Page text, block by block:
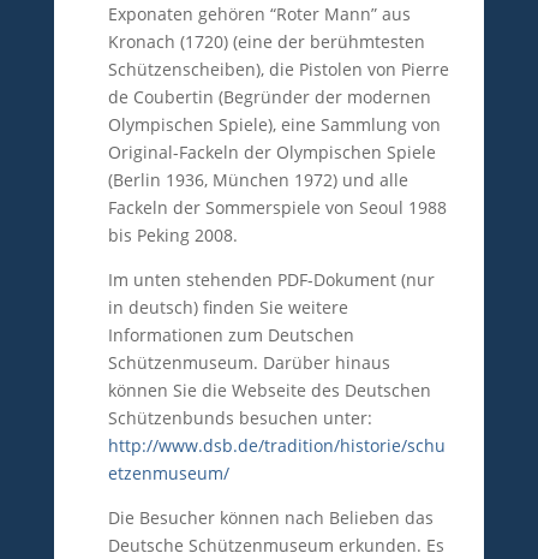
Exponaten gehören “Roter Mann” aus
Kronach (1720) (eine der berühmtesten
Schützenscheiben), die Pistolen von Pierre
de Coubertin (Begründer der modernen
Olympischen Spiele), eine Sammlung von
Original-Fackeln der Olympischen Spiele
(Berlin 1936, München 1972) und alle
Fackeln der Sommerspiele von Seoul 1988
bis Peking 2008.
Im unten stehenden PDF-Dokument (nur
in deutsch) finden Sie weitere
Informationen zum Deutschen
Schützenmuseum. Darüber hinaus
können Sie die Webseite des Deutschen
Schützenbunds besuchen unter:
http://www.dsb.de/tradition/historie/schu
etzenmuseum/
Die Besucher können nach Belieben das
Deutsche Schützenmuseum erkunden. Es